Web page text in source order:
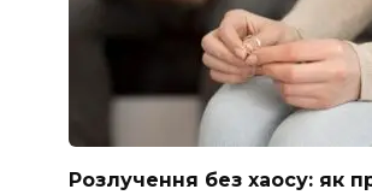
Розлучення без хаосу: як